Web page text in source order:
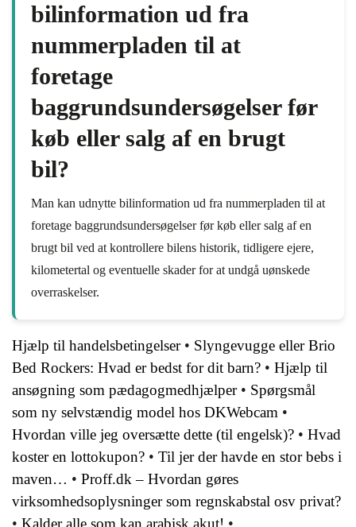
bilinformation ud fra
nummerpladen til at
foretage
baggrundsundersøgelser før
køb eller salg af en brugt
bil?
Man kan udnytte bilinformation ud fra nummerpladen til at
foretage baggrundsundersøgelser før køb eller salg af en
brugt bil ved at kontrollere bilens historik, tidligere ejere,
kilometertal og eventuelle skader for at undgå uønskede
overraskelser.
Hjælp til handelsbetingelser• Slyngevugge eller Brio
Bed Rockers: Hvad er bedst for dit barn? • Hjælp til
ansøgning som pædagogmedhjælper• Spørgsmål
som ny selvstændig model hos DKWebcam •
Hvordan ville jeg oversætte dette (til engelsk)? • Hvad
koster en lottokupon? • Til jer der havde en stor bebs i
maven… • Proff.dk – Hvordan gøres
virksomhedsoplysninger som regnskabstal osv privat?
• Kalder alle som kan arabisk akut! •